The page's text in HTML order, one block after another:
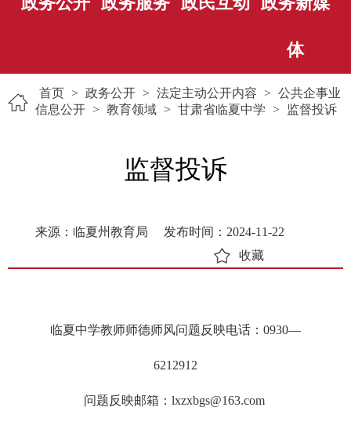
体
首页 > 政务公开 > 法定主动公开内容 > 公共企事业
信息公开 > 教育领域 > 甘肃省临夏中学 > 监督投诉
监督投诉
来源：临夏州教育局
发布时间：2024-11-22
收藏
临夏中学教师师德师风问题反映电话：0930—
6212912
问题反映邮箱：lxzxbgs@163.com